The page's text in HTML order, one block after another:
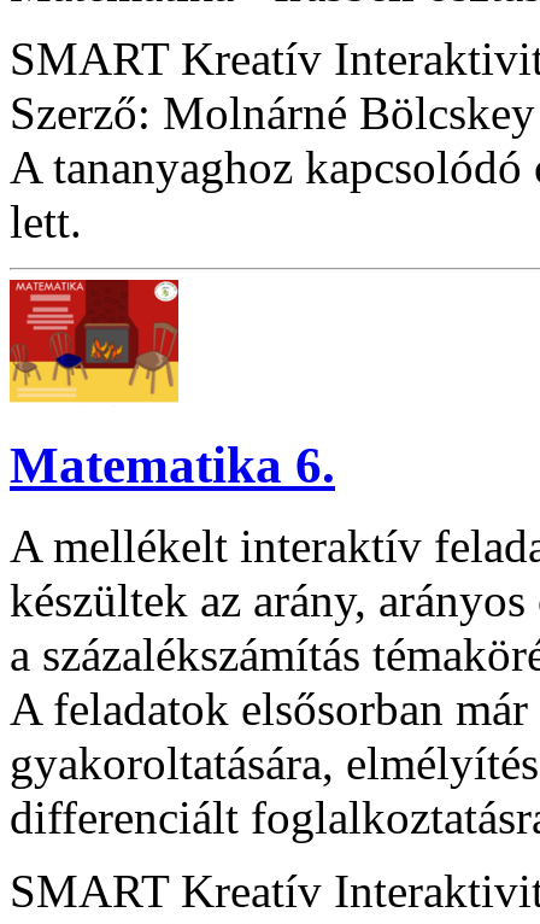
SMART Kreatív
Szerző: Molnárné
A tananyaghoz
lett.
Matematika 6.
A mellékelt interaktív
készültek az arány,
a százalékszámítás
A feladatok elsősorban
gyakoroltatására,
differenciált
SMART Kreatív